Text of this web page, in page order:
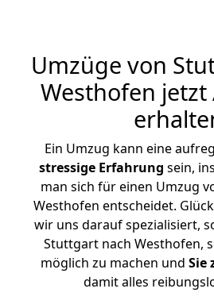
Umzüge von
Westhofen
Ein Umzug kann eine
stressige Erfahrung sein,
man sich für einen Umzug
Westhofen entscheidet.
wir uns darauf spezialisiert,
Stuttgart nach Westhofen,
möglich zu machen und Sie
damit alles